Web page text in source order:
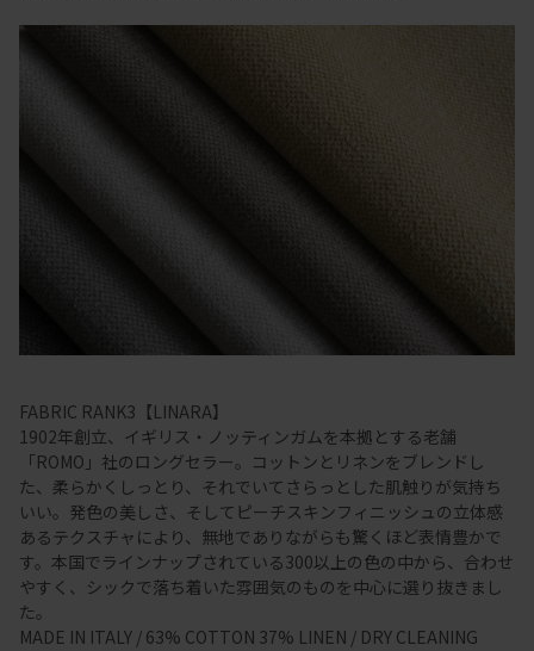
FABRIC RANK3【LINARA】
1902年創立、イギリス・ノッティンガムを本拠とする老舗
「ROMO」社のロングセラー。コットンとリネンをブレンドし
た、柔らかくしっとり、それでいてさらっとした肌触りが気持ち
いい。発色の美しさ、そしてピーチスキンフィニッシュの立体感
あるテクスチャにより、無地でありながらも驚くほど表情豊かで
す。本国でラインナップされている300以上の色の中から、合わせ
やすく、シックで落ち着いた雰囲気のものを中心に選り抜きまし
た。
MADE IN ITALY / 63% COTTON 37% LINEN / DRY CLEANING